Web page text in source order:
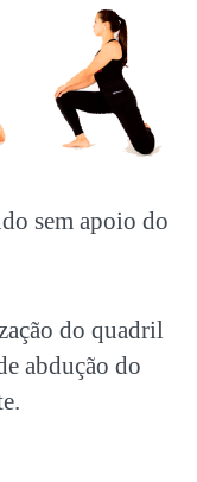
sem apoio do
do quadril
abdução do